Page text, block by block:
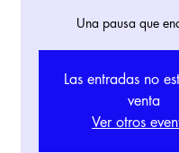
Una pausa que
Las entradas no
venta
Ver otros